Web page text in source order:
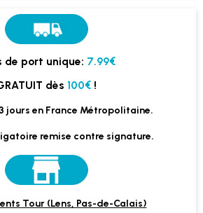
de port unique: 7.99€
dès 100€ !
jours en France Métropolitaine.
remise contre signature.
Tour (Lens, Pas-de-Calais)